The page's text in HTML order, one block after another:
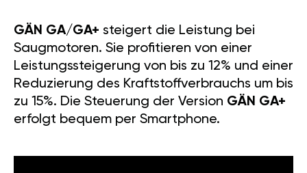
GÄN GA/GA+ steigert die Leistung bei
Saugmotoren. Sie profitieren von einer
Leistungssteigerung von bis zu 12% und einer
Reduzierung des Kraftstoffverbrauchs um bis
zu 15%. Die Steuerung der Version GÄN GA+
erfolgt bequem per Smartphone.